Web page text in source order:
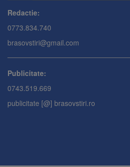
Redactie:
0773.834.740
brasovstiri@gmail.com
Publicitate:
0743.519.669
publicitate [@] brasovstiri.ro